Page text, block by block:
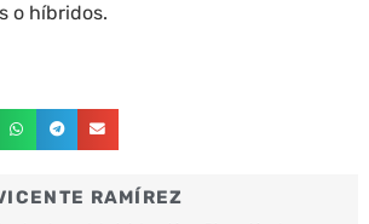
o híbridos.
RAMÍREZ